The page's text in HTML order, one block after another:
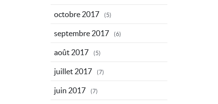
octobre 2017 (5)
septembre 2017 (6)
août 2017 (5)
juillet 2017 (7)
juin 2017 (7)